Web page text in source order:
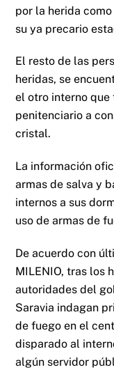
por la herida
su ya precario
El resto de las
heridas, se
el otro interno
penitenciario a
cristal.
La información
armas de salva y
internos a sus
uso de armas de
De acuerdo con
MILENIO, tras los
autoridades del
Saravia indagan
de fuego en el
disparado al
algún servidor